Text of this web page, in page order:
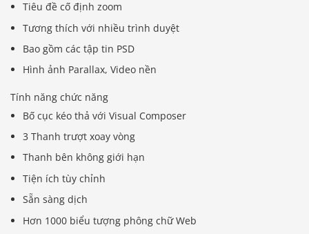
Tiêu đề cố định zoom
Tương thích với nhiều trình duyệt
Bao gồm các tập tin PSD
Hình ảnh Parallax, Video nền
Tính năng chức năng
Bố cục kéo thả với Visual Composer
3 Thanh trượt xoay vòng
Thanh bên không giới hạn
Tiện ích tùy chỉnh
Sẵn sàng dịch
Hơn 1000 biểu tượng phông chữ Web